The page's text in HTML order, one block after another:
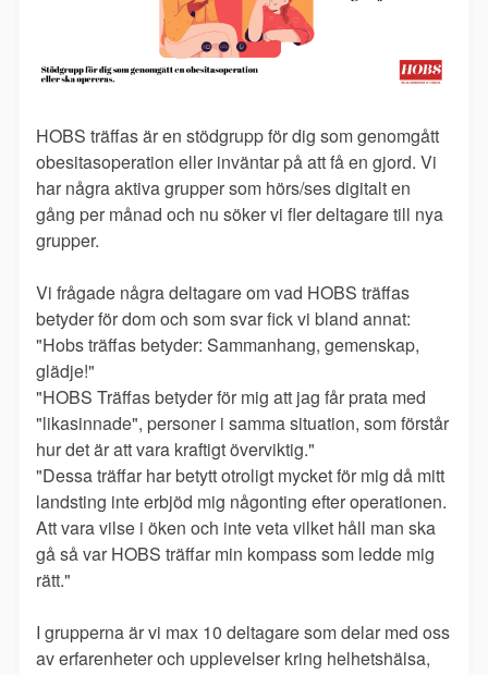
HOBS träffas är en stödgrupp för dig som genomgått
obesitasoperation eller inväntar på att få en gjord. Vi
har några aktiva grupper som hörs/ses digitalt en
gång per månad och nu söker vi fler deltagare till nya
grupper.
Vi frågade några deltagare om vad HOBS träffas
betyder för dom och som svar fick vi bland annat:
"Hobs träffas betyder: Sammanhang, gemenskap,
glädje!"
"HOBS Träffas betyder för mig att jag får prata med
"likasinnade", personer i samma situation, som förstår
hur det är att vara kraftigt överviktig."
"Dessa träffar har betytt otroligt mycket för mig då mitt
landsting inte erbjöd mig någonting efter operationen.
Att vara vilse i öken och inte veta vilket håll man ska
gå så var HOBS träffar min kompass som ledde mig
rätt."
I grupperna är vi max 10 deltagare som delar med oss
av erfarenheter och upplevelser kring helhetshälsa,